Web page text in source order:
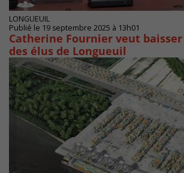
LONGUEUIL
Publié le 19 septembre 2025 à 13h01
Catherine Fournier veut
des élus de Longueuil